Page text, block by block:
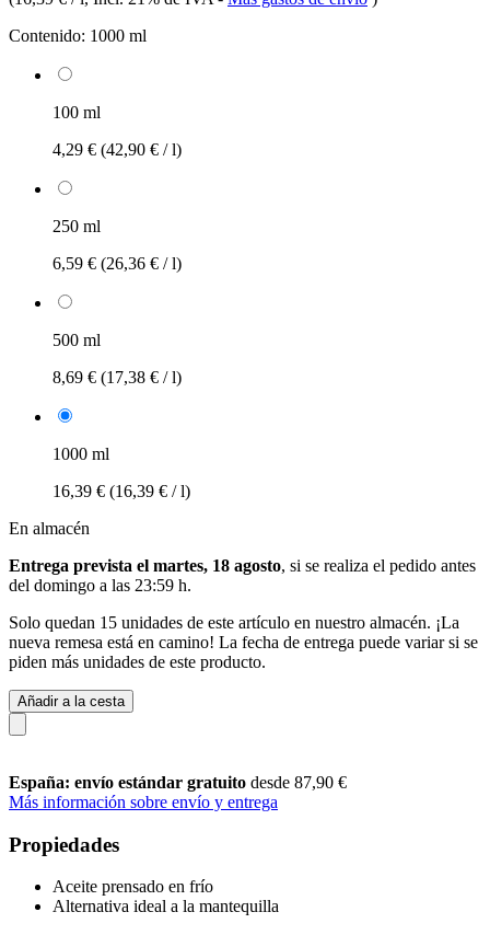
Contenido: 1000 ml
100 ml
4,29 € (42,90 € / l)
250 ml
6,59 € (26,36 € / l)
500 ml
8,69 € (17,38 € / l)
1000 ml
16,39 € (16,39 € / l)
En almacén
Entrega prevista el martes, 18 agosto, si se realiza el pedido antes
del domingo a las 23:59 h.
Solo quedan 15 unidades de este artículo en nuestro almacén. ¡La
nueva remesa está en camino! La fecha de entrega puede variar si se
piden más unidades de este producto.
Añadir a la cesta
España: envío estándar gratuito desde 87,90 €
Más información sobre envío y entrega
Propiedades
Aceite prensado en frío
Alternativa ideal a la mantequilla